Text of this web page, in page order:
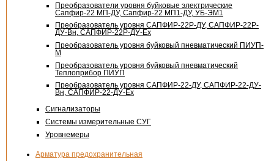
Преобразователи уровня буйковые электрические
Сапфир-22 МП-ДУ, Сапфир-22 МП1-ДУ, УБ-ЭМ1
Преобразователь уровня САПФИР-22Р-ДУ, САПФИР-22Р-
ДУ-Вн, САПФИР-22Р-ДУ-Ех
Преобразователь уровня буйковый пневматический ПИУП-
М
Преобразователь уровня буйковый пневматический
Теплоприбор ПИУП
Преобразователь уровня САПФИР-22-ДУ, САПФИР-22-ДУ-
Вн, САПФИР-22-ДУ-Ех
Сигнализаторы
Системы измерительные СУГ
Уровнемеры
Арматура предохранительная